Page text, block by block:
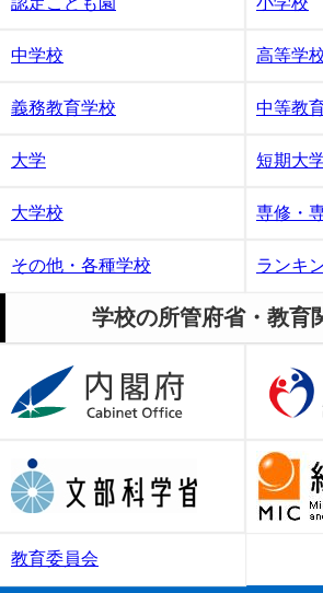
中学校 高等学
義務教育学校 中等教
大学 短期大
大学校 専修・
その他・各種学校 ランキ
学校の所管府省・教育
教育委員会